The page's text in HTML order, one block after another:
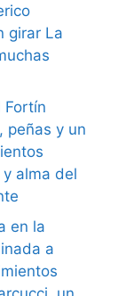
girar La
Fortín
peñas y un
alma del
en la
a